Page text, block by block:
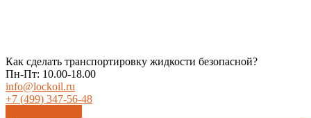
Как сделать транспортировку жидкости безопасной?
Пн-Пт: 10.00-18.00
info@lockoil.ru
+7 (499) 347-56-48